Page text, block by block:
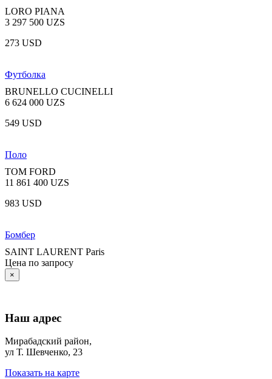
LORO PIANA
3 297 500 UZS
273 USD
Футболка
BRUNELLO CUCINELLI
6 624 000 UZS
549 USD
Поло
TOM FORD
11 861 400 UZS
983 USD
Бомбер
SAINT LAURENT Paris
Цена по запросу
×
Наш адрес
Мирабадский район,
ул Т. Шевченко, 23
Показать на карте